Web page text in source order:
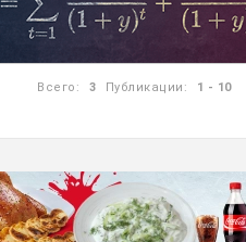
Всего: 3 Публикации: 1 - 10